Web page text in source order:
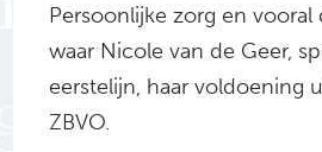
Persoonlijke zorg en
waar Nicole van de Geer,
eerstelijn, haar voldoening
ZBVO.